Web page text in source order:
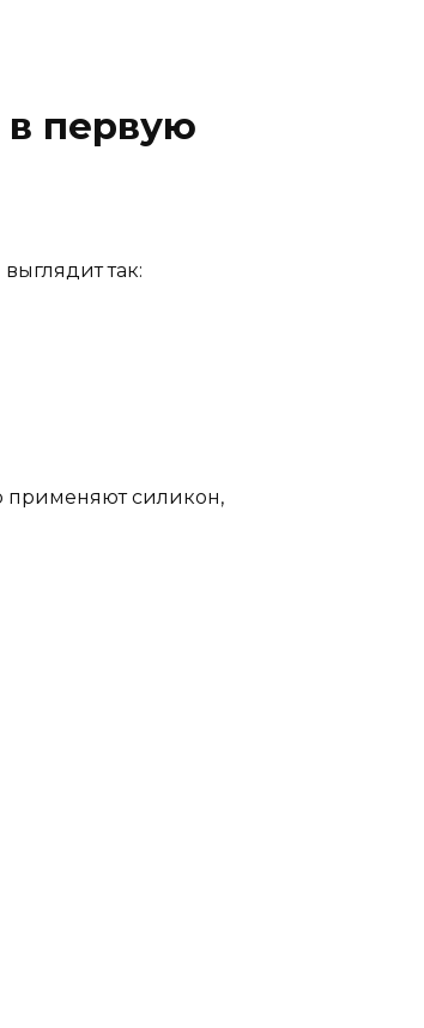
в первую
так:
применяют силикон,